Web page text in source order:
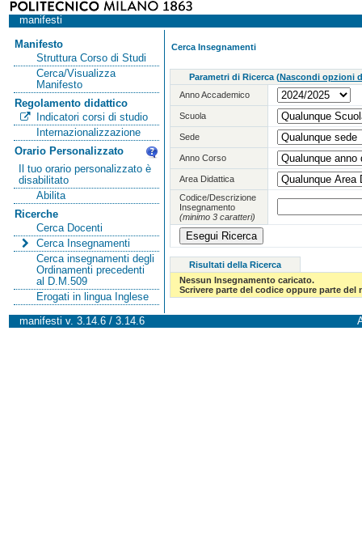
manifesti
Manifesto
Struttura Corso di Studi
Cerca/Visualizza
Manifesto
Regolamento didattico
Indicatori corsi di studio
Internazionalizzazione
Orario Personalizzato
Il tuo orario personalizzato è
disabilitato
Abilita
Ricerche
Cerca Docenti
Cerca Insegnamenti
Cerca insegnamenti degli
Ordinamenti precedenti
al D.M.509
Erogati in lingua Inglese
Cerca Insegnamenti
Parametri di Ricerca (Nascondi opzioni
Anno Accademico
Scuola
Sede
Anno Corso
Area Didattica
Codice/Descrizione
Insegnamento
(minimo 3 caratteri)
Risultati della Ricerca
Nessun Insegnamento caricato.
Scrivere parte del codice oppure parte
manifesti v. 3.14.6 / 3.14.6